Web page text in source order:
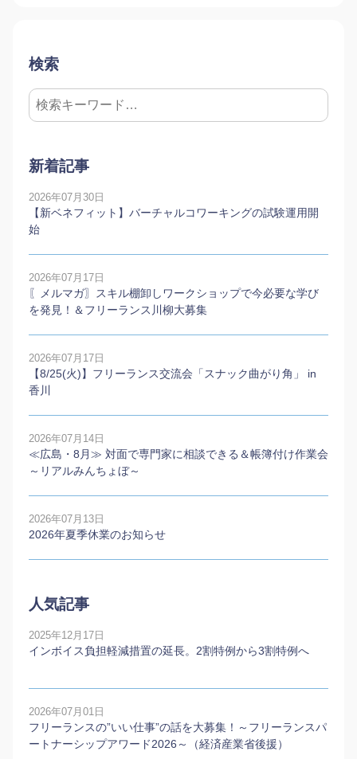
検索
新着記事
2026年07月30日
【新ベネフィット】バーチャルコワーキングの試験運用開
始
2026年07月17日
〖メルマガ〗スキル棚卸しワークショップで今必要な学び
を発見！＆フリーランス川柳大募集
2026年07月17日
【8/25(火)】フリーランス交流会「スナック曲がり角」 in
香川
2026年07月14日
≪広島・8月≫ 対面で専門家に相談できる＆帳簿付け作業会
～リアルみんちょぼ～
2026年07月13日
2026年夏季休業のお知らせ
人気記事
2025年12月17日
インボイス負担軽減措置の延長。2割特例から3割特例へ
2026年07月01日
フリーランスの”いい仕事”の話を大募集！～フリーランスパ
ートナーシップアワード2026～（経済産業省後援）